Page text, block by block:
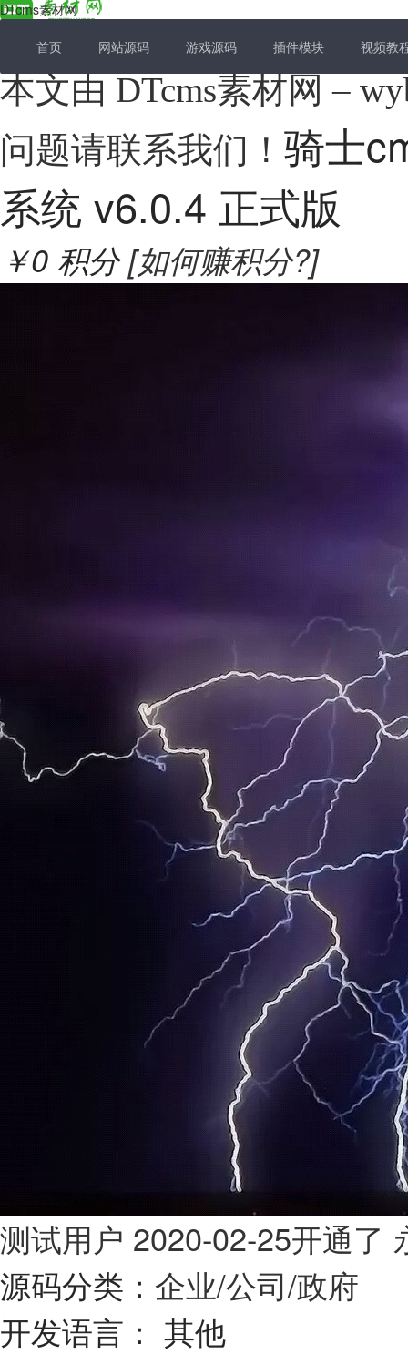
DTcms素材网
首页 网站源码 游戏源码 插件模块 视频教
本文由 DTcms素材网 –
问题请联系我们！ 骑士
系统 v6.0.4 正式版
￥0 积分 [如何赚积分?]
测试用户 2020-02-25开通了
源码分类： 企业/公司/政府
开发语言： 其他